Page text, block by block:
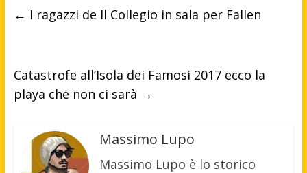
← I ragazzi de Il Collegio in sala per Fallen
Catastrofe all’Isola dei Famosi 2017 ecco la
playa che non ci sarà →
Massimo Lupo
Massimo Lupo è lo storico